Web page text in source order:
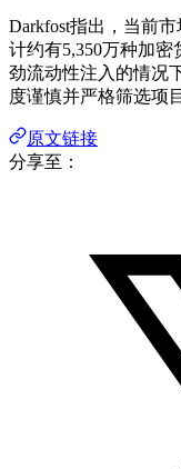
Darkfost指出，当前
计约有5,350万种加
劲流动性注入的情况
度谨慎并严格筛选项
原文链接
分享至：